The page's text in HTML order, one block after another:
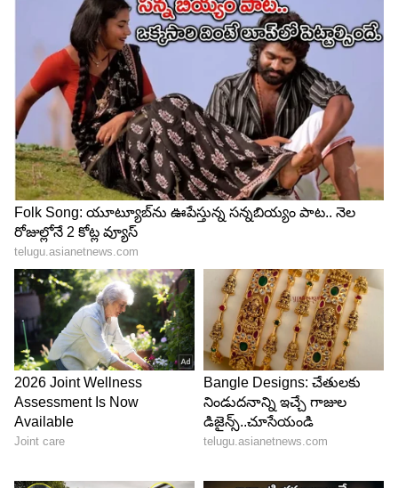
అంతేకాదు పొట్టి బట్టలతో రెచ్చిపోయింది. మరోవైపు
అందాల విందు చేస్తూ ఫోటో షూట్లు చేస్తుంది. ఇంతటితో
ఆగడం లేదు. సినిమాల్లోనూ బోల్డ్ రోల్స్ చేస్తుంది. ఆ మధ్య
`రౌడీ బాయ్స్` లో లిప్‌ లాక్‌లు చేసింది. ఇప్పుడు `టిల్లు
స్వ్కైర్‌`లో లిప్‌ లాక్‌లతో రచ్చిపోయింది. ఇందులో ఆమె
పాత్ర మరింత బోల్డ్ గా ఉండబోతుందని తెలుస్తుంది.
5
ఇక గతేడాది దాదాపు ఐదు సినిమాల్లో మెరిసిన అనుపమా